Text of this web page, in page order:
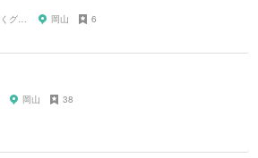
岡山 6
岡山 38